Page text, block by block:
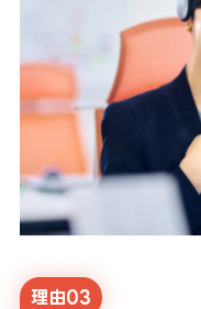
理由03